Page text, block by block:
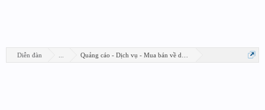
Diễn đàn Quảng cáo - Dịch vụ - Mua bán về design